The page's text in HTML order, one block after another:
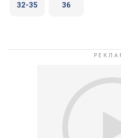
32-35 36